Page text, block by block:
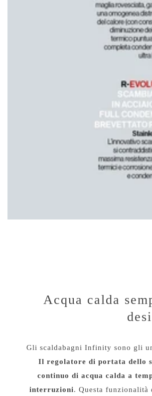
Acqua calda
Gli scaldabagni Infinity sono gli
Il regolatore di portata dello
continuo di acqua calda a
interruzioni. Questa funzionalità